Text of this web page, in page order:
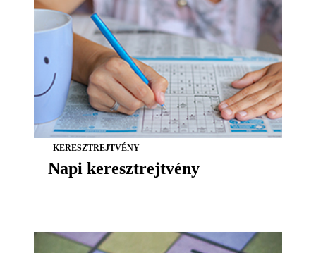
KERESZTREJTVÉNY
Napi keresztrejtvény